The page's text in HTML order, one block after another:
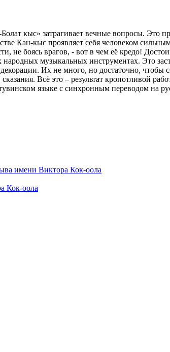
кыс» затрагивает вечные вопросы. Это
Кан-кыс проявляет себя человеком
не боясь врагов, - вот в чем её кредо!
музыкальных инструментах. Это
Их не много, но достаточно,
Всё это – результат кропотливой
языке с синхронным переводом на
Кок-оола